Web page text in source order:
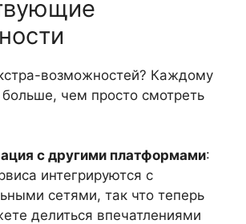
возможностей? Каждому
больше, чем просто смотреть
с другими платформами:
интегрируются с
сетями, так что теперь
делиться впечатлениями